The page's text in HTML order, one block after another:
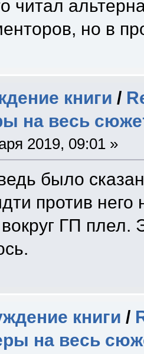
читал
но в
книги /
на весь
2019, 09:01 »
было
против
ГП плел.
книги /
на весь